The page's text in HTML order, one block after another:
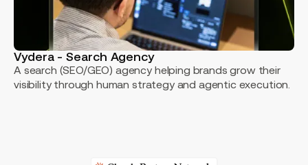
Vydera - Search Agency
A search (SEO/GEO) agency helping brands grow their
visibility through human strategy and agentic execution.